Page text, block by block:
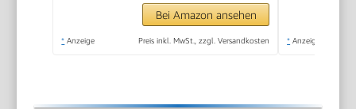
Bei Amazon ansehen
* Anzeige Preis inkl. MwSt., zzgl. Versandkosten * Anzeige